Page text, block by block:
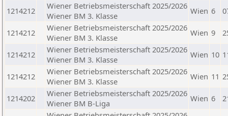
1214212
Wiener Betriebsmeisterschaft 2025/2026
Wiener BM 3. Klasse
Wien 6
1214212
Wiener Betriebsmeisterschaft 2025/2026
Wiener BM 3. Klasse
Wien 9
1214212
Wiener Betriebsmeisterschaft 2025/2026
Wiener BM 3. Klasse
Wien 10
1214212
Wiener Betriebsmeisterschaft 2025/2026
Wiener BM 3. Klasse
Wien 11
1214202
Wiener Betriebsmeisterschaft 2025/2026
Wiener BM B-Liga
Wien 6